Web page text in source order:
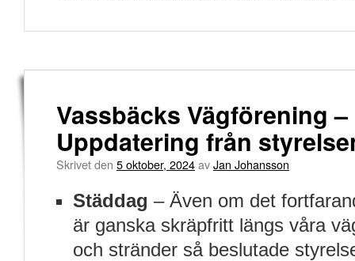
Vassbäcks Vägförening –
Uppdatering från
Skrivet den 5 oktober, 2024avJan Johansson
Städdag – Även om det
är ganska skräpfritt längs våra
och stränder så beslutade